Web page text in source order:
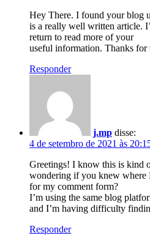
Hey There. I found your blog
is a really well written article.
return to read more of your
useful information. Thanks
Responder
j.mp disse:
4 de setembro de 2021 às
Greetings! I know this is kind
wondering if you knew where
for my comment form?
I’m using the same blog
and I’m having difficulty
Responder